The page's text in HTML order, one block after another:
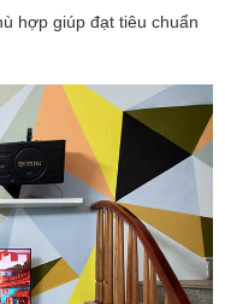
hợp giúp đạt tiêu chuẩn